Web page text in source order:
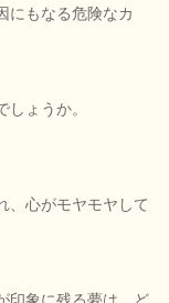
にもなる危険なカ
ょうか。
、心がモヤモヤして
印象に残る夢は、ど